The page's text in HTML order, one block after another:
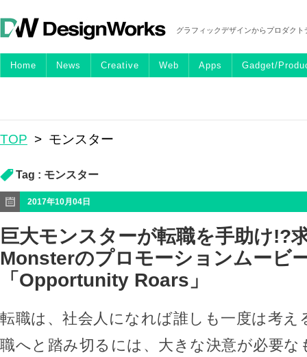
グラフィックデザインからプロダク
Home News Creative Web Apps Gadget/
TOP > モンスター
Tag : モンスター
2017年10月04日
巨大モンスターが転職を手助け!?
Monsterのプロモーションムービ
「Opportunity Roars」
転職は、社会人になれば誰しも一度は考え
職へと踏み切るには、大きな決意が必要な